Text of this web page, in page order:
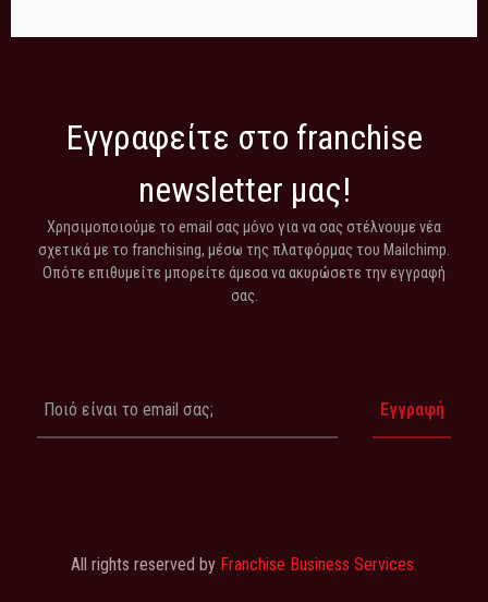
Εγγραφείτε στο franchise
newsletter μας!
Χρησιμοποιούμε το email σας μόνο για να σας στέλνουμε νέα
σχετικά με το franchising, μέσω της πλατφόρμας του Mailchimp.
Οπότε επιθυμείτε μπορείτε άμεσα να ακυρώσετε την εγγραφή
σας.
All rights reserved by Franchise Business Services.